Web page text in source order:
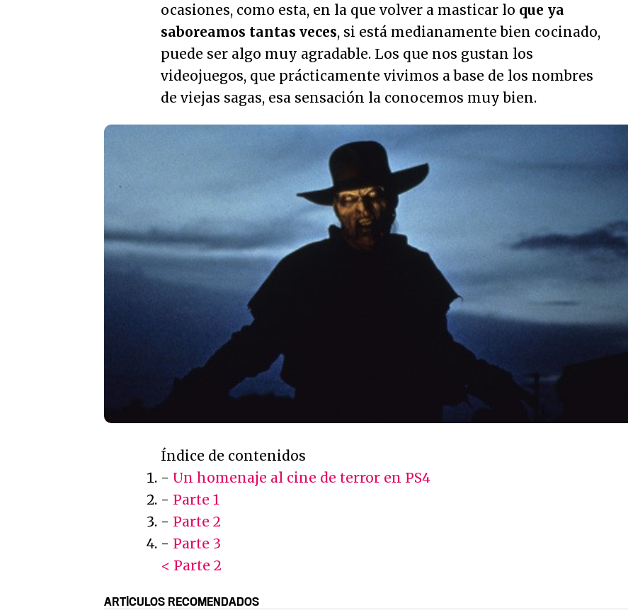
ocasiones, como esta, en la que volver a masticar lo que ya
saboreamos tantas veces, si está medianamente bien cocinado,
puede ser algo muy agradable. Los que nos gustan los
videojuegos, que prácticamente vivimos a base de los nombres
de viejas sagas, esa sensación la conocemos muy bien.
Índice de contenidos
- Un homenaje al cine de terror en PS4
- Parte 1
- Parte 2
- Parte 3
< Parte 2
ARTÍCULOS RECOMENDADOS